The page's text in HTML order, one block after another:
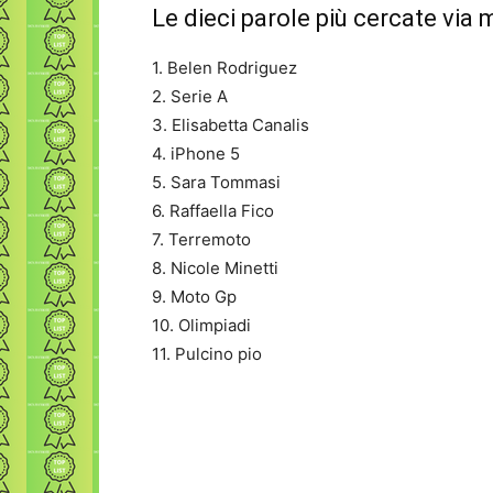
Le dieci parole più cercate via
1. Belen Rodriguez
2. Serie A
3. Elisabetta Canalis
4. iPhone 5
5. Sara Tommasi
6. Raffaella Fico
7. Terremoto
8. Nicole Minetti
9. Moto Gp
10. Olimpiadi
11. Pulcino pio